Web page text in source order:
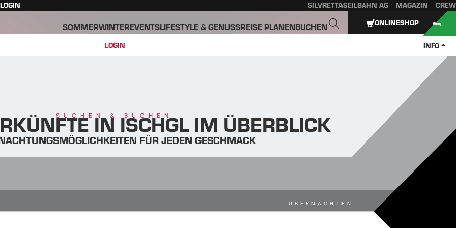
LOGIN SILVRETTASEILBAHN AG MAGAZIN CREW
SOMMERWINTEREVENTSLIFESTYLE & GENUSSREISE PLANENBUCHEN
LOGIN INFO
ONLINESHOP
SUCHEN & BUCHEN
IN ISCHGL IM ÜBERBLICK
FÜR JEDEN GESCHMACK
ÜBERNACHTEN